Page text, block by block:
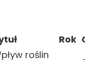
Rok
roślin